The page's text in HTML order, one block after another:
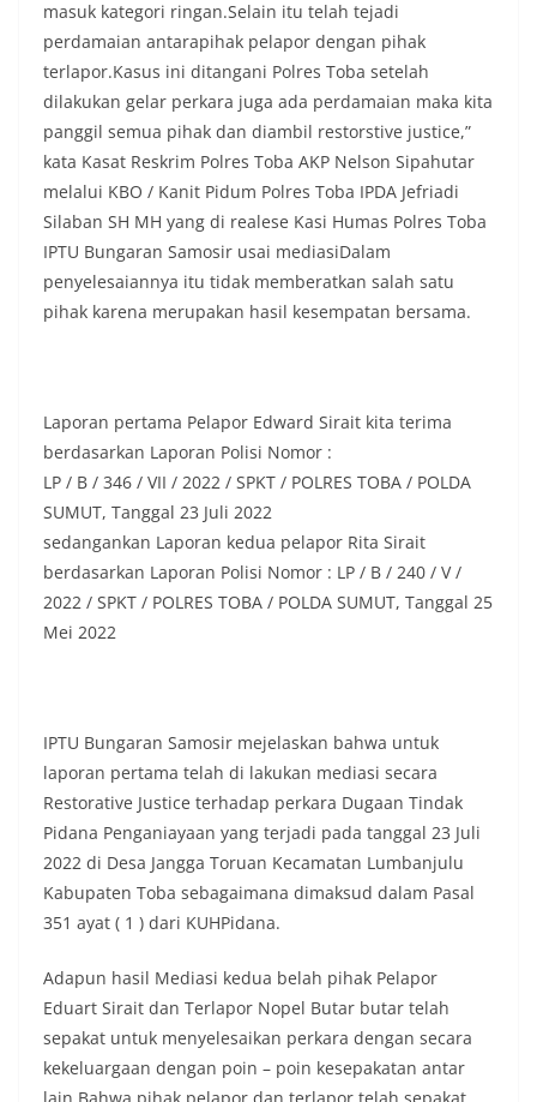
bendera Merah Putih di depan rumah masing-
masing secara penuh. Ini adalah bentuk
penghormatan kita bersama terhadap
perjuangan para pahlawan yang telah merebut
kemerdekaan,” ujar Aiptu Muliyadi Suraukur saat
berdialog dengan warga.‎‎Ia juga menambahkan
agar warga memperhatikan kondisi bendera yang
akan dikibarkan, memastikan bendera dalam
keadaan bersih, tidak sobek, dan layak untuk
dikibarkan sebagai simbol kehormatan
negara.‎‎‎Selain menyampaikan imbauan terkait
bendera, kegiatan sambang DDS ini juga
dimanfaatkan sebagai sarana deteksi dini (early
warning) guna mengantisipasi potensi gangguan
Bhabinkamtibmas dapat menghimpun informasi
awal terkait situasi sosial, potensi kerawanan,
maupun hal-hal yang dapat mengganggu
kondusivitas wilayah, khususnya menjelang
perayaan HUT Kemerdekaan RI yang biasanya
diwarnai dengan berbagai kegiatan dan
keramaian warga.‎‎Dengan adanya deteksi dini ini,
diharapkan potensi gangguan keamanan dapat
diantisipasi sejak awal sehingga situasi di
Kelurahan Sunggal tetap terjaga aman, tertib,
to Door System ini merupakan salah satu bentuk
implementasi program Polri Presisi yang
mengedepankan kehadiran dan kedekatan
personel Kepolisian dengan masyarakat. Melalui
kegiatan semacam ini, Bhabinkamtibmas tidak
hanya berperan sebagai penyampai informasi
dan imbauan, tetapi juga sebagai mitra
masyarakat dalam menjaga keamanan lingkungan
secara bersama-sama.‎‎Kehadiran
diharapkan dapat semakin mempererat
hubungan kemitraan antara Polri dan
masyarakat, sekaligus membangun kesadaran
kolektif warga akan pentingnya menjaga
keamanan, ketertiban, dan kekompakan
lingkungan, khususnya dalam menyambut
masuk kategori ringan.Selain itu telah tejadi
perdamaian antarapihak pelapor dengan pihak
terlapor.Kasus ini ditangani Polres Toba setelah
dilakukan gelar perkara juga ada perdamaian maka kita
panggil semua pihak dan diambil restorstive justice,”
kata Kasat Reskrim Polres Toba AKP Nelson Sipahutar
melalui KBO / Kanit Pidum Polres Toba IPDA Jefriadi
Silaban SH MH yang di realese Kasi Humas Polres Toba
IPTU Bungaran Samosir usai mediasiDalam
penyelesaiannya itu tidak memberatkan salah satu
pihak karena merupakan hasil kesempatan bersama.
Laporan pertama Pelapor Edward Sirait kita terima
berdasarkan Laporan Polisi Nomor :
LP / B / 346 / VII / 2022 / SPKT / POLRES TOBA / POLDA
SUMUT, Tanggal 23 Juli 2022
sedangankan Laporan kedua pelapor Rita Sirait
berdasarkan Laporan Polisi Nomor : LP / B / 240 / V /
2022 / SPKT / POLRES TOBA / POLDA SUMUT, Tanggal 25
Mei 2022
IPTU Bungaran Samosir mejelaskan bahwa untuk
laporan pertama telah di lakukan mediasi secara
Restorative Justice terhadap perkara Dugaan Tindak
Pidana Penganiayaan yang terjadi pada tanggal 23 Juli
2022 di Desa Jangga Toruan Kecamatan Lumbanjulu
Kabupaten Toba sebagaimana dimaksud dalam Pasal
351 ayat ( 1 ) dari KUHPidana.
Adapun hasil Mediasi kedua belah pihak Pelapor
Eduart Sirait dan Terlapor Nopel Butar butar telah
sepakat untuk menyelesaikan perkara dengan secara
kekeluargaan dengan poin – poin kesepakatan antar